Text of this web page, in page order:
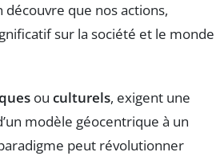
découvre que nos actions,
sur la société et le monde
ou culturels, exigent une
modèle géocentrique à un
peut révolutionner